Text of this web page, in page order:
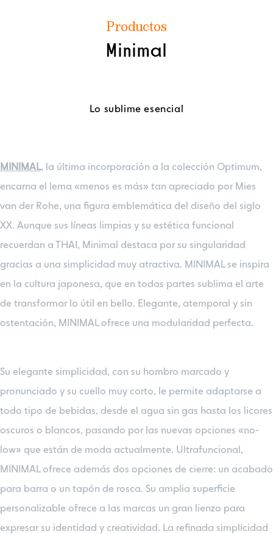
Productos
Minimal
Lo sublime esencial
MINIMAL, la última incorporación a la colección Optimum,
encarna el lema «menos es más» tan apreciado por Mies
van der Rohe, una figura emblemática del diseño del siglo
XX. Aunque sus líneas limpias y su estética funcional
recuerdan a THAI, Minimal destaca por su singularidad
gracias a una simplicidad muy atractiva. MINIMAL se inspira
en la cultura japonesa, que en todas partes sublima el arte
de transformar lo útil en bello. Elegante, atemporal y sin
ostentación, MINIMAL ofrece una modularidad perfecta.
Su elegante simplicidad, con su hombro marcado y
pronunciado y su cuello muy corto, le permite adaptarse a
todo tipo de bebidas, desde el agua sin gas hasta los licores
oscuros o blancos, pasando por las nuevas opciones «no-
low» que están de moda actualmente. Ultrafuncional,
MINIMAL ofrece además dos opciones de cierre: un acabado
para barra o un tapón de rosca. Su amplia superficie
personalizable ofrece a las marcas un gran lienzo para
expresar su identidad y creatividad. La refinada simplicidad